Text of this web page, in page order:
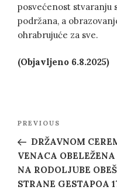
posvećenost stvaranju
podržana, a
ohrabrujuće za sve.
(Objavljeno 6.8.2025)
navigation
Previous
Post
PREVIOUS
DRŽAVNOM
VENACA
NA RODOLJUBE
STRANE GESTAPOA